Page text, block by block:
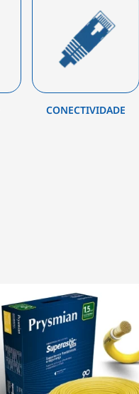
CONECTIVIDADE